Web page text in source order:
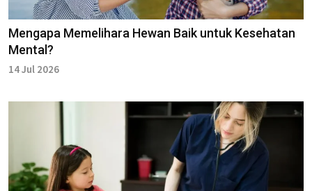
Mengapa Memelihara Hewan Baik untuk Kesehatan
Mental?
14 Jul 2026